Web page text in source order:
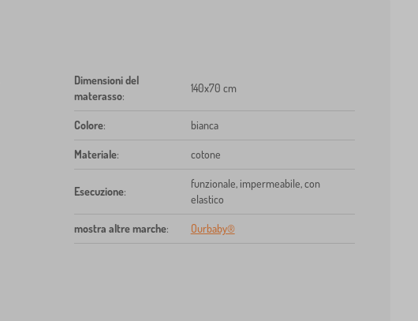
Dimensioni del
materasso:
140x70 cm
Colore: bianca
Materiale: cotone
Esecuzione:
funzionale, impermeabile, con
elastico
mostra altre marche: Ourbaby®